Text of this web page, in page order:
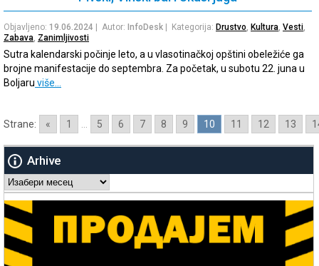
Objavljeno: 19.06.2024 | Autor: InfoDesk | Kategorija: Drustvo Kultura Vesti
Zabava Zanimljivosti
Sutra kalendarski počinje leto, a u vlasotinačkoj opštini obeležiće ga
brojne manifestacije do septembra. Za početak, u subotu 22. juna u
Boljaru više…
Strane: « 1 5 6 7 8 9 10 11 12 13
Arhive
Arhive